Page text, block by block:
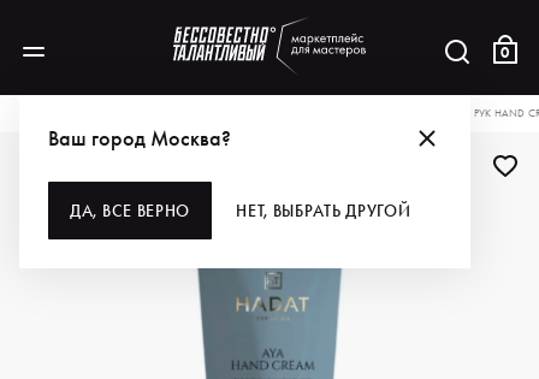
0
Ваш город Москва?
ДА, ВСЕ ВЕРНО НЕТ, ВЫБРАТЬ ДРУГОЙ
HADAT КРЕМ ДЛЯ РУК HAND